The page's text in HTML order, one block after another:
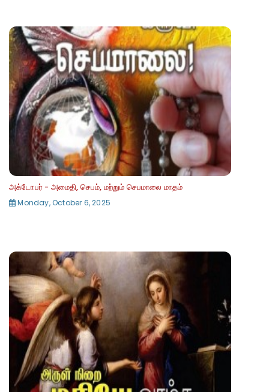
அக்டோபர் - அமைதி, செபம், மற்றும் செபமாலை மாதம்
Monday, October 6, 2025